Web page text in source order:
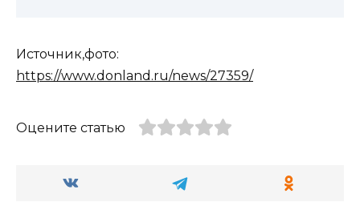
Источник,фото:
https://www.donland.ru/news/27359/
Оцените статью